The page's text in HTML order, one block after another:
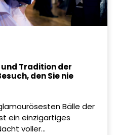
und Tradition der
den Sie nie
Bälle der
ein einzigartiges
voller...